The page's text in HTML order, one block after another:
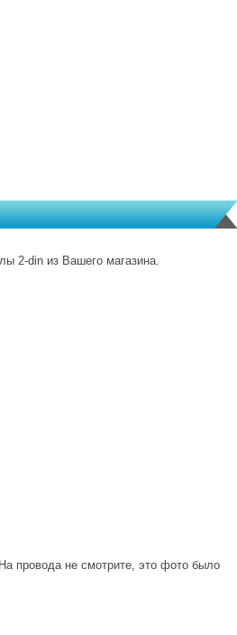
2-din из Вашего магазина.
провода не смотрите, это фото было